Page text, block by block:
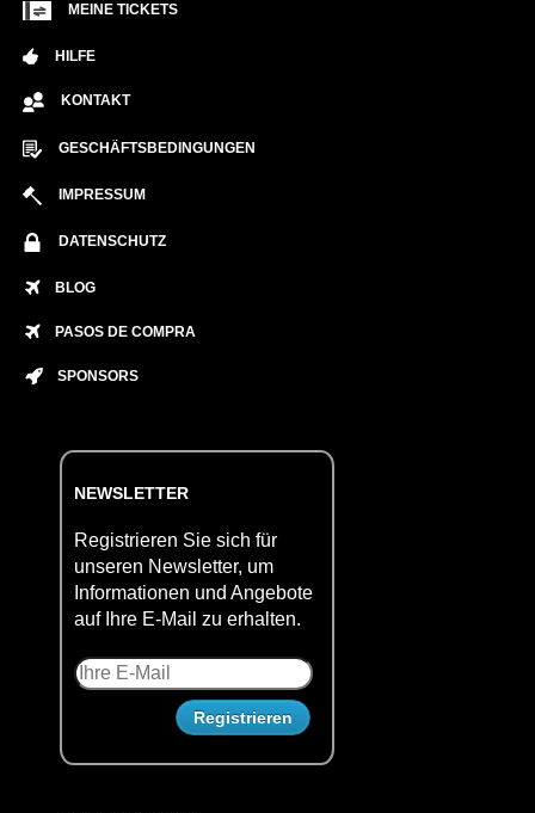
MEINE TICKETS
HILFE
KONTAKT
GESCHÄFTSBEDINGUNGEN
IMPRESSUM
DATENSCHUTZ
BLOG
PASOS DE COMPRA
SPONSORS
NEWSLETTER
Registrieren Sie sich für
unseren Newsletter, um
Informationen und Angebote
auf Ihre E-Mail zu erhalten.